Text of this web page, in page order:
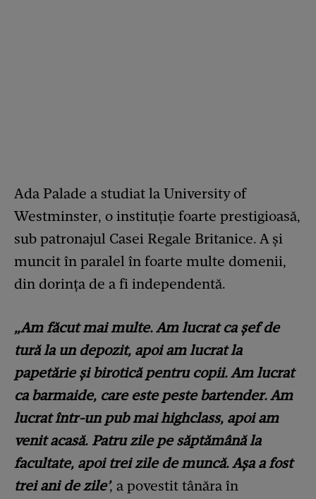
Ada Palade a studiat la University of
Westminster, o instituție foarte prestigioasă,
sub patronajul Casei Regale Britanice. A și
muncit în paralel în foarte multe domenii,
din dorința de a fi independentă.
„Am făcut mai multe. Am lucrat ca șef de
tură la un depozit, apoi am lucrat la
papetărie și birotică pentru copii. Am lucrat
ca barmaide, care este peste bartender. Am
lucrat într-un pub mai highclass, apoi am
venit acasă. Patru zile pe săptămână la
facultate, apoi trei zile de muncă. Așa a fost
trei ani de zile’, a povestit tânăra în